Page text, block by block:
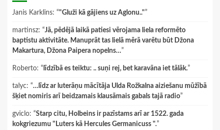
Janis Karklins: “"Gluži kā gājiens uz Aglonu.."”
martinsz: “Jā, pēdējā laikā patiesi vērojama liela reformēto
baptistu aktivitāte. Manuprāt tas lielā mērā varētu būt Džona
Makartura, Džona Paipera nopelns…”
Roberto: “ līdzībā es teiktu: .. suņi rej, bet karavāna iet tālāk.”
talyc: “…līdz ar luterāņu mācītāja Ulda Rožkalna aiziešanu mūžībā
šķiet nomiris arī beidzamais klausāmais gabals tajā radio”
gviclo: “Starp citu, Holbeins ir pazīstams arī ar 1522. gada
kokgriezumu "Luters kā Hercules Germanicuss ".”